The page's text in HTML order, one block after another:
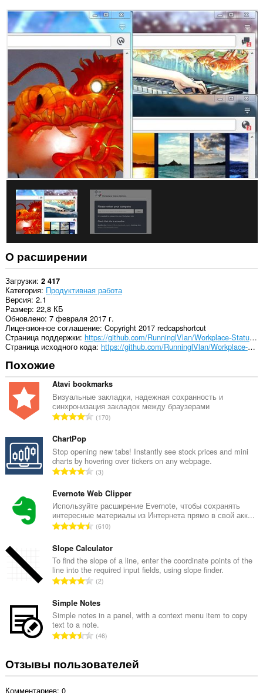
есть
доступ
к
вашим
некоторых
сайтах.
У
этого
расширения
есть
доступ
вкладкам
и
интернете.
О расширении
Загрузки 2 417
Категория Продуктивная работа
Версия 2.1
Размер 22,8 КБ
Обновлено 7 февраля 2017 г.
Лицензионное соглашение Copyright 2017 redcapshortcut
Страница поддержки
https://github.com/RunninglVlan/Workplace-Status/issues
Страница исходного кода
https://github.com/RunninglVlan/Workplace-Status
Похожие
Atavi bookmarks
Визуальные закладки, надежная сохранность и
синхронизация закладок между браузерами
В
г
о
о
е
н
о
к
:
170
ChartPop
Stop opening new tabs! Instantly see stock prices and mini
charts by hovering over tickers on any webpage.
В
е
г
о
о
е
н
о
к
:
3
Evernote Web Clipper
Используйте расширение Evernote, чтобы сохранять
интересные материалы из Интернета прямо в свой акк...
В
е
г
о
о
е
н
о
к
610
Slope Calculator
To find the slope of a line, enter the coordinate points of the
line into the required input fields, using slope finder.
В
е
г
о
о
е
н
2
Simple Notes
Simple notes in a panel, with a context menu item to copy
text to a note.
В
г
46
Отзывы пользователей
Комментариев: 0